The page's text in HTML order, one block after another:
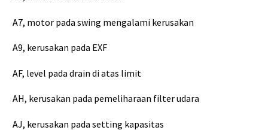
A7, motor pada swing mengalami kerusakan
A9, kerusakan pada EXF
AF, level pada drain di atas limit
AH, kerusakan pada pemeliharaan filter udara
AJ, kerusakan pada setting kapasitas